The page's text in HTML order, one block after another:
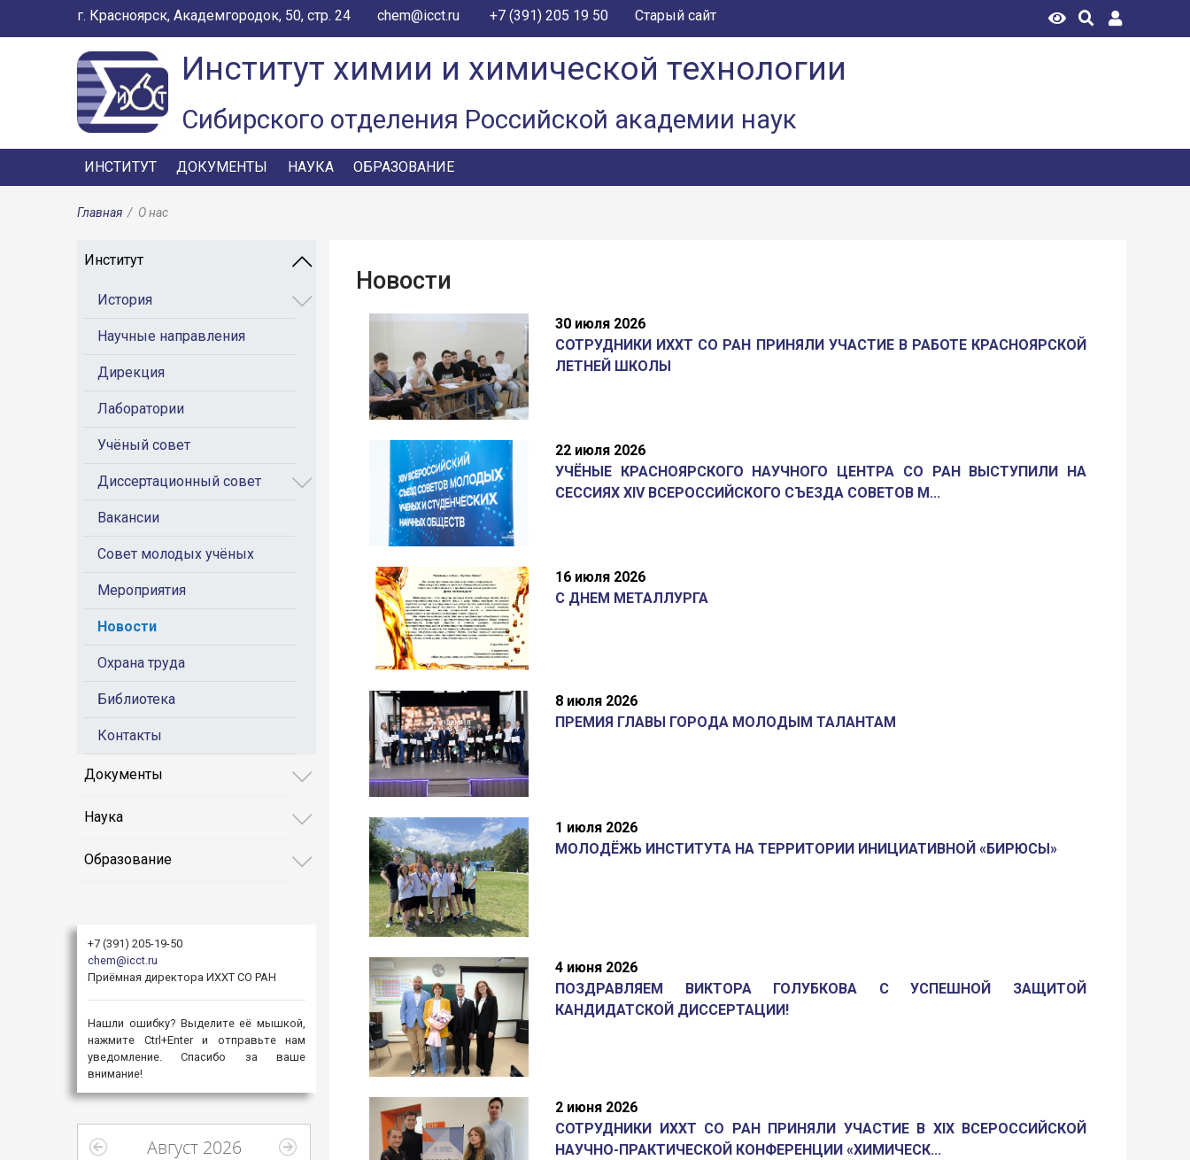
г. Красноярск, Академгородок, 50, стр. 24 chem@icct.ru +7 (391) 205 19 50 Старый сайт
Институт химии и химической технологии
Сибирского отделения Российской академии наук
ИНСТИТУТ ДОКУМЕНТЫ НАУКА ОБРАЗОВАНИЕ
Главная / О нас
Институт
История
Научные направления
Дирекция
Лаборатории
Учёный совет
Диссертационный совет
Вакансии
Совет молодых учёных
Мероприятия
Новости
Охрана труда
Библиотека
Контакты
Документы
Наука
Образование
+7 (391) 205-19-50
chem@icct.ru
Приёмная директора ИХХТ СО РАН
Нашли ошибку? Выделите её мышкой,
нажмите Ctrl+Enter и отправьте нам
уведомление. Спасибо за ваше
внимание!
Август 2026
Новости
30 июля 2026
СОТРУДНИКИ ИХХТ СО РАН ПРИНЯЛИ УЧАСТИЕ В РАБОТЕ КРАСНОЯРСКОЙ
ЛЕТНЕЙ ШКОЛЫ
22 июля 2026
УЧЁНЫЕ КРАСНОЯРСКОГО НАУЧНОГО ЦЕНТРА СО РАН ВЫСТУПИЛИ НА
СЕССИЯХ XIV ВСЕРОССИЙСКОГО СЪЕЗДА СОВЕТОВ М...
16 июля 2026
С ДНЕМ МЕТАЛЛУРГА
8 июля 2026
ПРЕМИЯ ГЛАВЫ ГОРОДА МОЛОДЫМ ТАЛАНТАМ
1 июля 2026
МОЛОДЁЖЬ ИНСТИТУТА НА ТЕРРИТОРИИ ИНИЦИАТИВНОЙ «БИРЮСЫ»
4 июня 2026
ПОЗДРАВЛЯЕМ ВИКТОРА ГОЛУБКОВА С УСПЕШНОЙ ЗАЩИТОЙ
КАНДИДАТСКОЙ ДИССЕРТАЦИИ!
2 июня 2026
СОТРУДНИКИ ИХХТ СО РАН ПРИНЯЛИ УЧАСТИЕ В XIX ВСЕРОССИЙСКОЙ
НАУЧНО-ПРАКТИЧЕСКОЙ КОНФЕРЕНЦИИ «ХИМИЧЕСК...